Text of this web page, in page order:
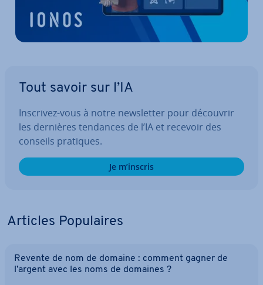
Tout savoir sur l’IA
Inscrivez-vous à notre news­let­ter pour découvrir
les dernières tendances de l’IA et recevoir des
conseils pratiques.
Je m’inscris
Articles Po­pu­laires
Revente de nom de domaine : comment gagner de
l’argent avec les noms de domaines ?